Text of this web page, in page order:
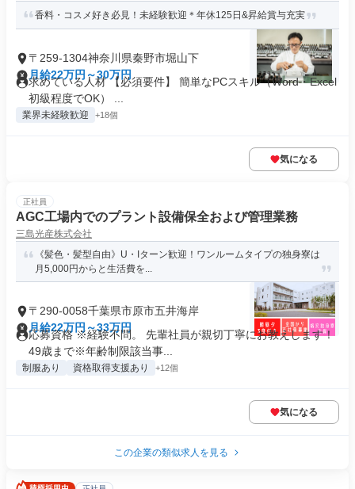
香料・コスメ好き必見！未経験歓迎＊年休125日&昇給賞与充実
〒259-1304神奈川県秦野市堀山下
月給22万円～30万円
求めている人材 【必須要件】 簡単なPCスキル（Word・Excel
初級程度でOK） ...
業界未経験歓迎 +18個
気になる
正社員
AGC工場内でのプラント設備保全および管理業務
三島光産株式会社
《髪色・髪型自由》U・Iターン歓迎！ワンルームタイプの独身寮は
月5,000円からと生活費を...
〒290-0058千葉県市原市五井海岸
月給22万円～33万円
応募資格 ※経験不問。 先輩社員が親切丁寧にお教えします！
49歳まで※年齢制限該当事...
制服あり 資格取得支援あり +12個
気になる
この企業の類似求人を見る